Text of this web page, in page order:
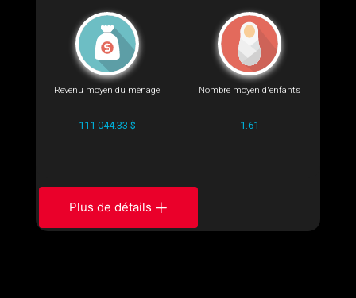
Revenu moyen du ménage
111 044.33 $
Nombre moyen d'enfants
1.61
Plus de détails